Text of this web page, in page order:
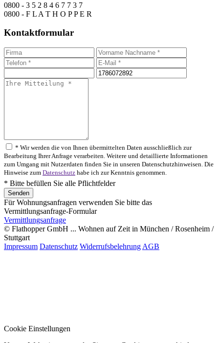
0800 - 3 5 2 8 4 6 7 7 3 7
0800 - F L A T H O P P E R
Kontaktformular
* Wir werden die von Ihnen übermittelten Daten ausschließlich zur
Bearbeitung Ihrer Anfrage verarbeiten. Weitere und detaillierte Informationen
zum Umgang mit Nutzerdaten finden Sie in unseren Datenschutzhinweisen. Die
Hinweise zum Datenschutz habe ich zur Kenntnis genommen.
* Bitte befüllen Sie alle Pflichtfelder
Für Wohnungsanfragen verwenden Sie bitte das
Vermittlungsanfrage-Formular
Vermittlungsanfrage
© Flathopper GmbH ... Wohnen auf Zeit in München / Rosenheim /
Stuttgart
Impressum Datenschutz Widerrufsbelehrung AGB
Cookie Einstellungen